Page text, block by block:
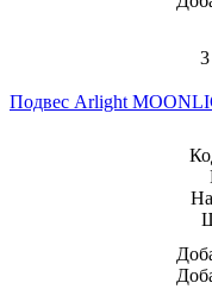
Подвес Arlight